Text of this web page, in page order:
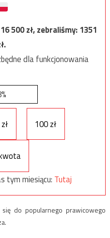
16 500zł, zebraliśmy:1351
dla funkcjonowania
100 zł
tym miesiącu: Tutaj
do popularnego prawicowego